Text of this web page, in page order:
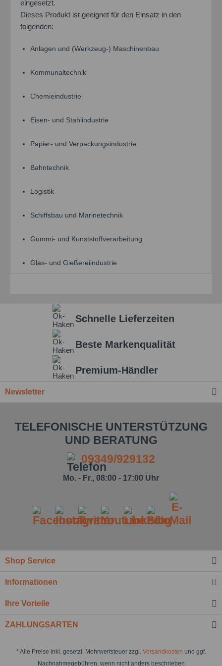
eingesetzt.
Dieses Produkt ist geeignet für den Einsatz in den
folgenden:
Anlagen und (Werkzeug-) Maschinenbau
Kommunaltechnik
Chemieindustrie
Eisen- und Stahlindustrie
Papier- und Verpackungsindustrie
Bahntechnik
Logistik
Schiffsbau und Marinetechnik
Gummi- und Kunststoffverarbeitung
Glas- und Gießereiindustrie
Schnelle Lieferzeiten
Beste Markenqualität
Premium-Händler
Newsletter
TELEFONISCHE UNTERSTÜTZUNG
UND BERATUNG
09349/929132
Mo. - Fr., 08:00 - 17:00 Uhr
Shop Service
Informationen
Ihre Vorteile
ZAHLUNGSARTEN
* Alle Preise inkl. gesetzl. Mehrwertsteuer zzgl. Versandkosten und ggf.
Nachnahmegebühren, wenn nicht anders beschrieben